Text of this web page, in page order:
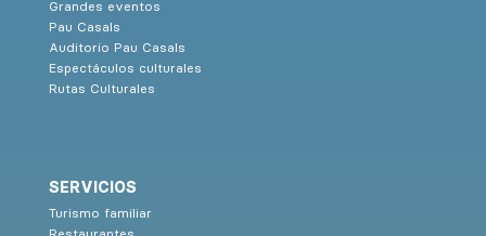
Grandes eventos
Pau Casals
Auditorio Pau Casals
Espectáculos culturales
Rutas Culturales
SERVICIOS
Turismo familiar